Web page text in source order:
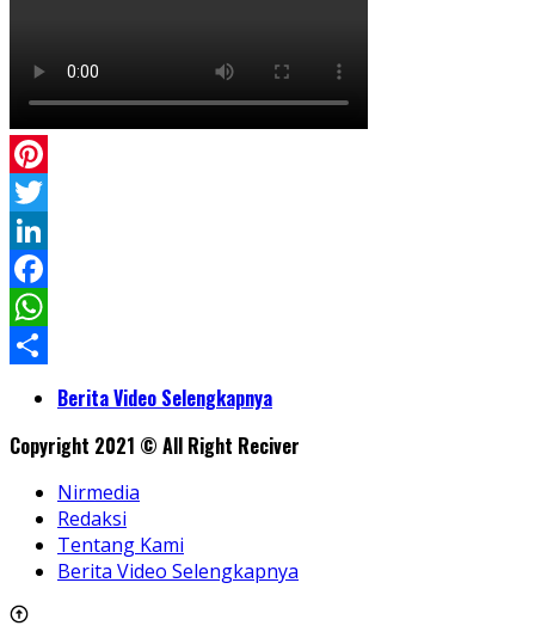
Pinterest
Twitter
LinkedIn
Facebook
WhatsApp
ShareBerita Video Selengkapnya
Copyright 2021 © All Right Reciver
Nirmedia
Redaksi
Tentang Kami
Berita Video Selengkapnya